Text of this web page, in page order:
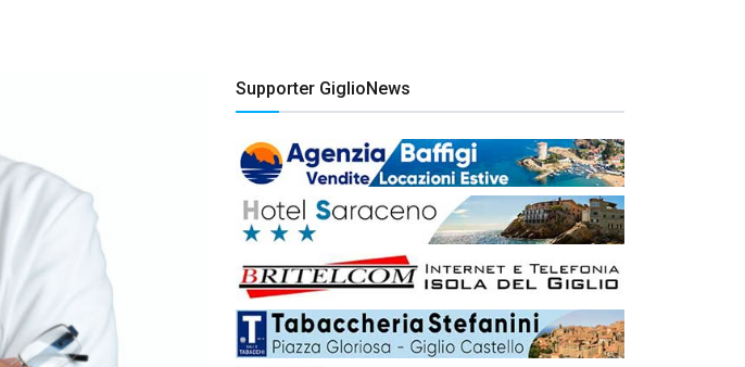
Supporter GiglioNews